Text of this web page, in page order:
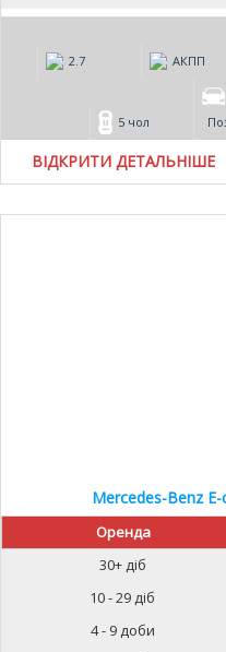
2.7 АКПП
5 чол
ВІДКРИТИ ДЕТАЛЬНІШЕ
Mercedes-Benz
Оренда
30+ діб
10 - 29 діб
4 - 9 доби